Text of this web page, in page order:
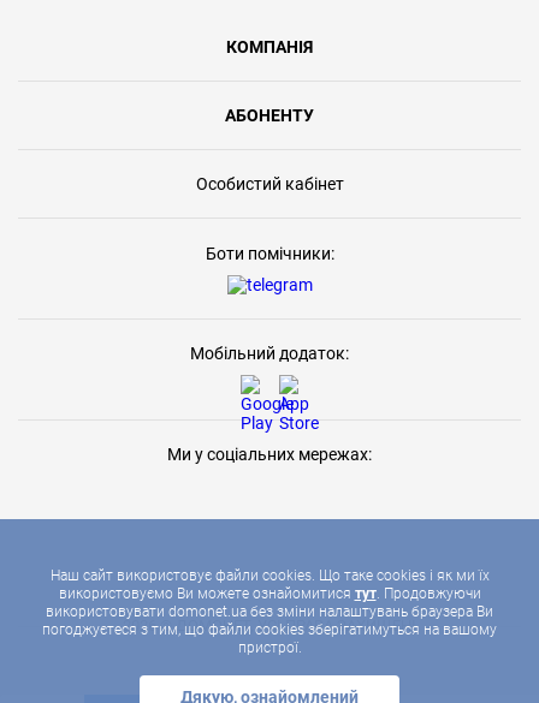
Наш сайт використовує файли cookies. Що таке cookies і як ми їх
використовуємо Ви можете ознайомитися тут. Продовжуючи
використовувати domonet.ua без зміни налаштувань браузера Ви
погоджуєтеся з тим, що файли cookies зберігатимуться на вашому
пристрої.
Дякую, ознайомлений
КОМПАНІЯ
АБОНЕНТУ
Особистий кабінет
Боти помічники:
Мобільний додаток:
Ми у соціальних мережах:
2026 © ДОМОНЕТ, УСІ ПРАВА ЗАХИЩЕНІ